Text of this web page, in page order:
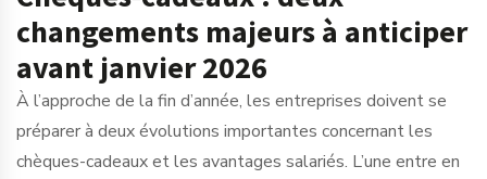
changements majeurs à anticiper
avant janvier 2026
À l’approche de la fin d’année, les entreprises doivent se
préparer à deux évolutions importantes concernant les
chèques-cadeaux et les avantages salariés. L’une entre en